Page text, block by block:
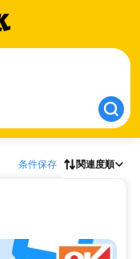
条件保存 関連度順